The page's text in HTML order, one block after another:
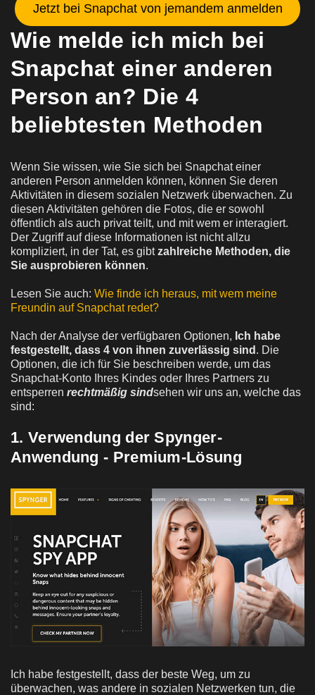
Jetzt bei Snapchat von jemandem anmelden
Wie melde ich mich bei
Snapchat einer anderen
Person an? Die 4
beliebtesten Methoden
Wenn Sie wissen, wie Sie sich bei Snapchat einer
anderen Person anmelden können, können Sie deren
Aktivitäten in diesem sozialen Netzwerk überwachen. Zu
diesen Aktivitäten gehören die Fotos, die er sowohl
öffentlich als auch privat teilt, und mit wem er interagiert.
Der Zugriff auf diese Informationen ist nicht allzu
kompliziert, in der Tat, es gibtzahlreiche Methoden, die
Sie ausprobieren können.
Lesen Sie auch: Wie finde ich heraus, mit wem meine
Freundin auf Snapchat redet?
Nach der Analyse der verfügbaren Optionen, Ich habe
festgestellt, dass 4 von ihnen zuverlässig sind . Die
Optionen, die ich für Sie beschreiben werde, um das
Snapchat-Konto Ihres Kindes oder Ihres Partners zu
entsperren rechtmäßig sindsehen wir uns an, welche das
sind:
1. Verwendung der Spynger-
Anwendung - Premium-Lösung
Ich habe festgestellt, dass der beste Weg, um zu
überwachen, was andere in sozialen Netzwerken tun, die